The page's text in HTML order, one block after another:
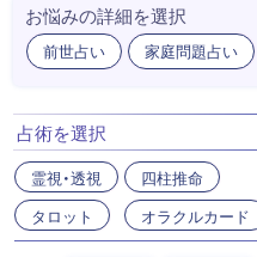
お悩みの詳細を選択
前世占い 家庭問題占い
占術を選択
霊視・透視
タロット
四柱推命
オラクルカード